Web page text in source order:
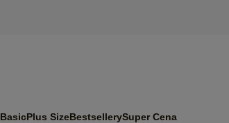
BasicPlus SizeBestsellerySuper Cena